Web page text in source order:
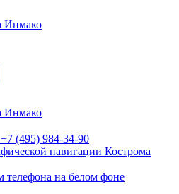
+7 (495) 984-34-90
Кострома